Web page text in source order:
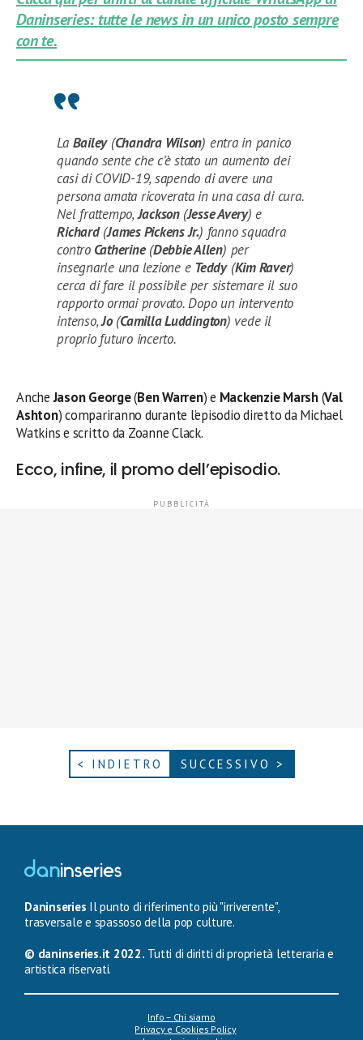
Daninseries: tutte le news in un unico posto sempre
con te.
La Bailey(Chandra Wilson) entra in panico
quando sente che c’è stato un aumento dei
casi di COVID-19, sapendo di avere una
persona amata ricoverata in una casa di cura.
Nel frattempo,Jackson (Jesse Avery) e
Richard(James Pickens Jr.) fanno squadra
controCatherine(Debbie Allen) per
insegnarle una lezione e Teddy(Kim Raver)
cerca di fare il possibile per sistemare il suo
rapporto ormai provato. Dopo un intervento
intenso,Jo(Camilla Luddington) vede il
proprio futuro incerto.
AncheJason George(Ben Warren) e Mackenzie Marsh(Val
Ashton) compariranno durante l’episodio diretto da Michael
Watkins e scritto da Zoanne Clack.
Ecco, infine, il promo dell’episodio.
< INDIETRO SUCCESSIVO >
Daninseries Il punto di riferimento più "irriverente",
trasversale e spassoso della pop culture.
© daninseries.it 2022. Tutti di diritti di proprietà letteraria e
artistica riservati.
Info – Chi siamo
Privacy e Cookies Policy